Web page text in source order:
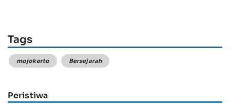
Tags
mojokerto Bersejarah
Peristiwa